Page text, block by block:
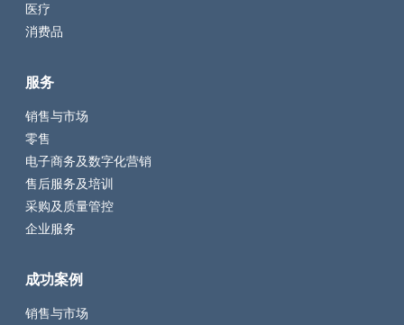
医疗
消费品
服务
销售与市场
零售
电子商务及数字化营销
售后服务及培训
采购及质量管控
企业服务
成功案例
销售与市场